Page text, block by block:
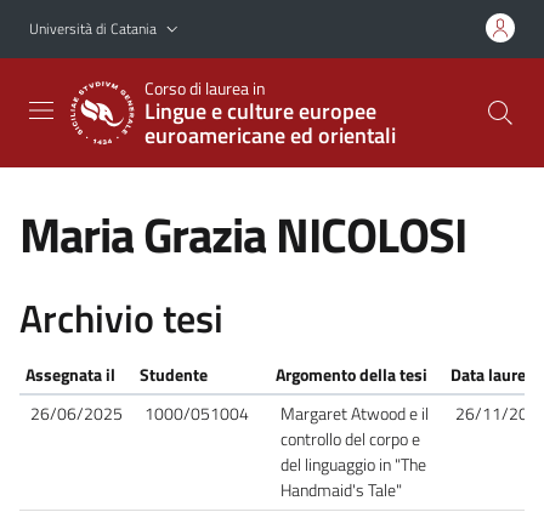
Vai al contenuto principale
Vai al menu di navigazione
Università di Catania
Corso di laurea in
Lingue e culture europee
euroamericane ed orientali
Maria Grazia NICOLOSI
Archivio tesi
Assegnata il Studente Argomento della tesi
Data laurea
26/06/2025
1000/051004
Margaret Atwood e il
controllo del corpo e
del linguaggio in "The
Handmaid's Tale"
26/11/